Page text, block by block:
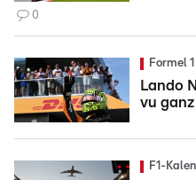
0
Formel 1
Lando
vu
F1-